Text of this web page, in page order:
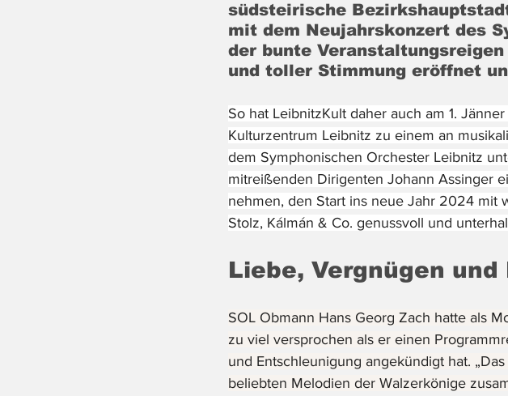
südsteirische
mit dem Neujahrskonzert des
der bunte
und toller Stimmung eröffnet
So hat LeibnitzKult daher auch am 1.
Kulturzentrum Leibnitz zu einem an
dem Symphonischen Orchester Leibnitz
mitreißenden Dirigenten Johann Assinger
nehmen, den Start ins neue Jahr 2024 mit
Stolz, Kálmán & Co. genussvoll und
Liebe, Vergnügen
SOL Obmann Hans Georg Zach hatte als
zu viel versprochen als er einen
und Entschleunigung angekündigt hat.
beliebten Melodien der Walzerkönige